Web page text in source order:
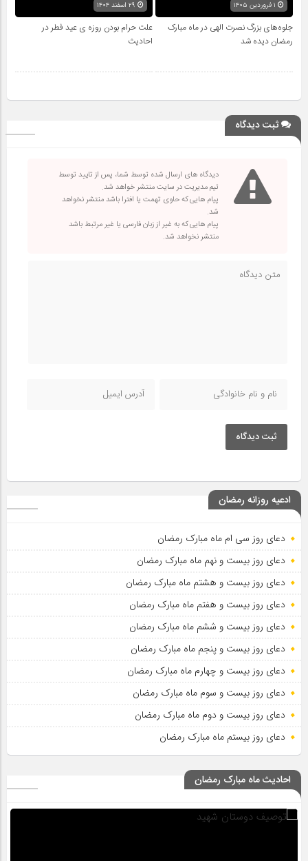
جلوه‌های بزرگ نصرت الهی در ماه مبارک
رمضان دیده شد
علت حرام بودن روزه ی عید فطر در
احادیث
ثبت دیدگاه
دیدگاه های ارسال شده توسط شما، پس از تایید توسط
تیم مدیریت در سایت منتشر خواهد شد.
پیام هایی که حاوی تهمت یا افترا باشد منتشر نخواهد
شد.
پیام هایی که به غیر از زبان فارسی یا غیر مرتبط باشد
منتشر نخواهد شد.
ثبت دیدگاه
ادعیه روزانه رمضان
دعای روز سی ام ماه مبارک رمضان
دعای روز بیست و نهم ماه مبارک رمضان
دعای روز بیست و هشتم ماه مبارک رمضان
دعای روز بیست و هفتم ماه مبارک رمضان
دعای روز بیست و ششم ماه مبارک رمضان
دعای روز بیست و پنجم ماه مبارک رمضان
دعای روز بیست و چهارم ماه مبارک رمضان
دعای روز بیست و سوم ماه مبارک رمضان
دعای روز بیست و دوم ماه مبارک رمضان
دعای روز بیستم ماه مبارک رمضان
احادیث ماه مبارک رمضان